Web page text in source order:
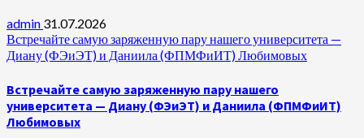
admin 31.07.2026
Встречайте самую заряженную пару нашего университета —
Диану (ФЭиЭТ) и Даниила (ФПМФиИТ) Любимовых
Встречайте самую заряженную пару нашего
университета — Диану (ФЭиЭТ) и Даниила (ФПМФиИТ)
Любимовых